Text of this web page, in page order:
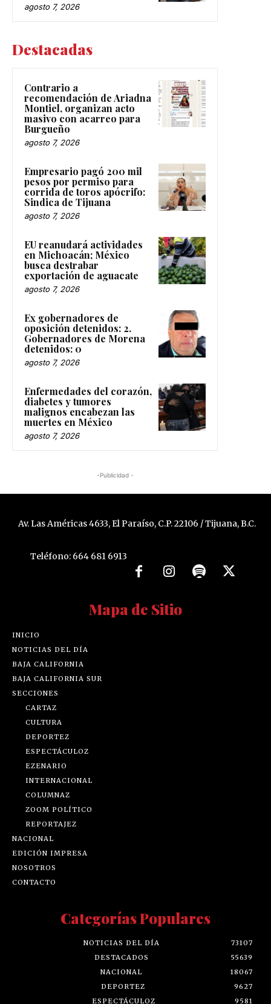
agosto 7, 2026
Destacadas
Contrario a
recomendación de Ariadna
Montiel, organizan acto
masivo con acarreo para
Burgueño
agosto 7, 2026
Empresario pagó 200 mil
pesos por permiso para
corrida de toros apócrifo:
Sindica de Tijuana
agosto 7, 2026
EU reanudará actividades
en Michoacán; México
busca destrabar
exportación de aguacate
agosto 7, 2026
Ex gobernadores de
oposición detenidos: 2.
Gobernadores de Morena
detenidos: 0
agosto 7, 2026
Enfermedades del corazón,
diabetes y tumores
malignos encabezan las
muertes en México
agosto 7, 2026
-Publicidad -
Av. Las Américas 4633, El Paraíso, C.P. 22106 / Tijuana, B.C.
Teléfono: 664 681 6913
Mapa de Sitio
INICIO
NOTICIAS DEL DÍA
BAJA CALIFORNIA
BAJA CALIFORNIA SUR
SECCIONES
CARTAZ
CULTURA
DEPORTEZ
ESPECTÁCULOZ
EZENARIO
INTERNACIONAL
COLUMNAZ
ZOOM POLÍTICO
REPORTAJEZ
NACIONAL
EDICIÓN IMPRESA
NOSOTROS
CONTACTO
Categorías Populares
NOTICIAS DEL DÍA
73107
DESTACADOS
55639
NACIONAL
18067
DEPORTEZ
9627
ESPECTÁCULOZ
9581